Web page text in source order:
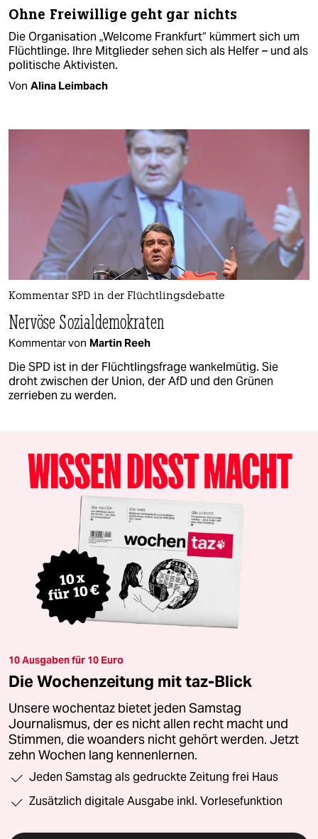
Ohne Freiwillige geht gar nichts
Die Organisation „Welcome Frankfurt“ kümmert sich um
Flüchtlinge. Ihre Mitglieder sehen sich als Helfer – und als
politische Aktivisten.
Von Alina Leimbach
Kommentar SPD in der Flüchtlingsdebatte
Nervöse Sozialdemokraten
Kommentar von Martin Reeh
Die SPD ist in der Flüchtlingsfrage wankelmütig. Sie
droht zwischen der Union, der AfD und den Grünen
zerrieben zu werden.
10 Ausgaben für 10 Euro
Die Wochenzeitung mit taz-Blick
Unsere wochentaz bietet jeden Samstag
Journalismus, der es nicht allen recht macht und
Stimmen, die woanders nicht gehört werden. Jetzt
zehn Wochen lang kennenlernen.
Jeden Samstag als gedruckte Zeitung frei Haus
Zusätzlich digitale Ausgabe inkl. Vorlesefunktion